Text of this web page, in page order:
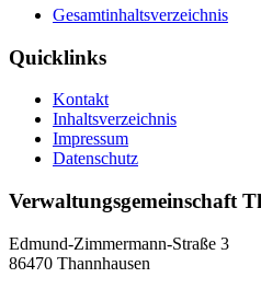
Gesamtinhaltsverzeichnis
Quicklinks
Kontakt
Inhaltsverzeichnis
Impressum
Datenschutz
Verwaltungsgemeinschaft
Edmund-Zimmermann-Straße 3
86470 Thannhausen